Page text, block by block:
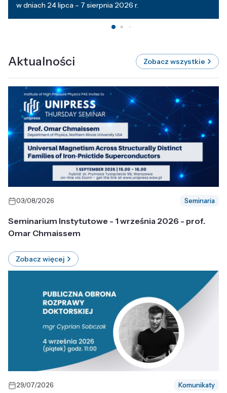
w dniach 24 lipca – 7 sierpnia 2026 r.
Aktualności Zobacz wszystkie
03/08/2026 Seminaria
Seminarium Instytutowe - 1 września 2026 - prof.
Omar Chmaissem
Zobacz więcej
29/07/2026 Komunikaty